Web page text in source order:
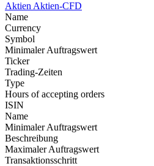
Aktien Aktien-CFD
Name
Currency
Symbol
Minimaler Auftragswert
Ticker
Trading-Zeiten
Type
Hours of accepting orders
ISIN
Name
Minimaler Auftragswert
Beschreibung
Maximaler Auftragswert
Transaktionsschritt